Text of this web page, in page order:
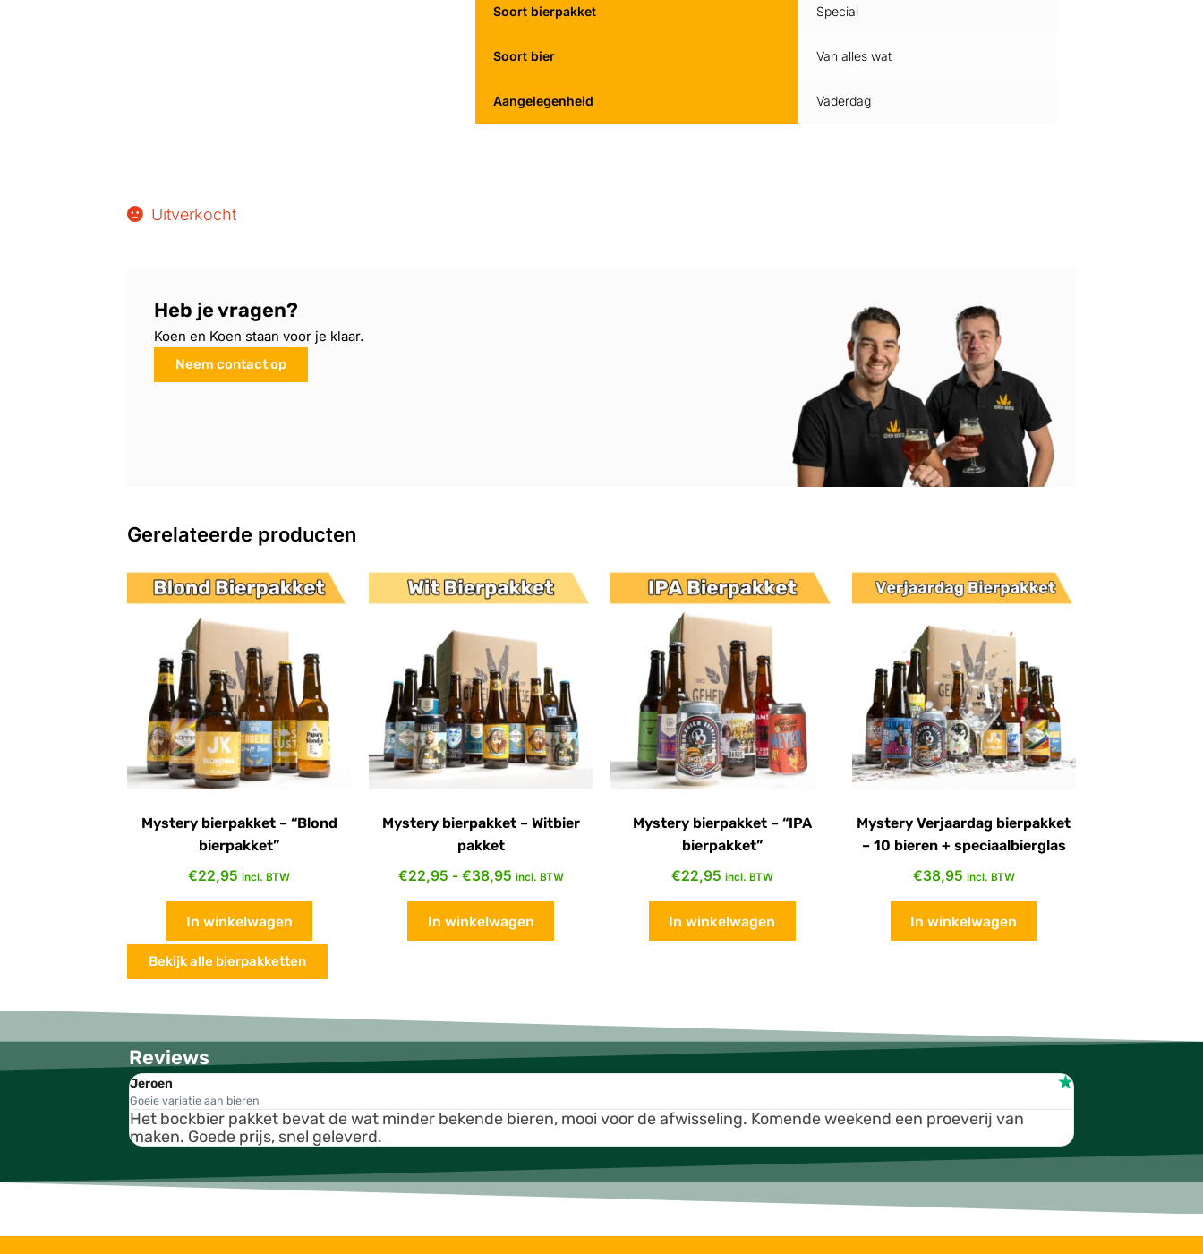
Soort bierpakket Special
Soort bier Van alles wat
Aangelegenheid Vaderdag
Uitverkocht
Heb je vragen?
Koen en Koen staan voor je klaar.
Neem contact op
Gerelateerde producten
Mystery bierpakket – “Blond
bierpakket”
€22,95 incl. BTW
In winkelwagen
Mystery bierpakket – Witbier
pakket
€22,95 - €38,95 incl. BTW
In winkelwagen
Mystery bierpakket – “IPA
bierpakket”
€22,95 incl. BTW
In winkelwagen
Mystery Verjaardag bierpakket
– 10 bieren + speciaalbierglas
€38,95 incl. BTW
In winkelwagen
Bekijk alle bierpakketten
Reviews
Jeroen
Goeie variatie aan bieren
Het bockbier pakket bevat de wat minder bekende bieren, mooi voor de afwisseling. Komende weekend een proeverij van
maken. Goede prijs, snel geleverd.